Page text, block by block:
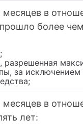
в
более
разрешенная
за исключением
в
лет: